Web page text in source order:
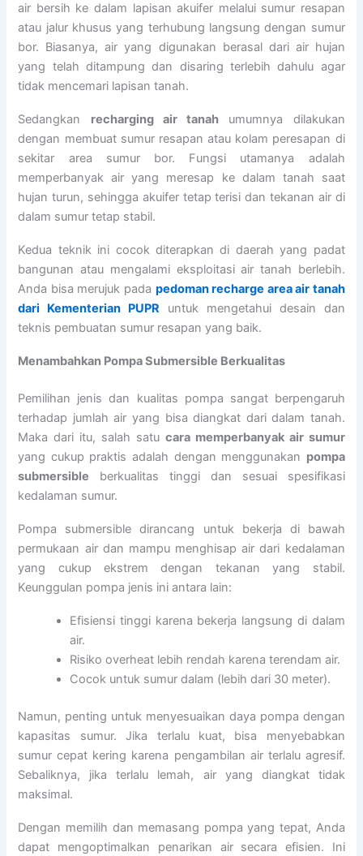
air bersih ke dalam lapisan akuifer melalui sumur resapan
atau jalur khusus yang terhubung langsung dengan sumur
bor. Biasanya, air yang digunakan berasal dari air hujan
yang telah ditampung dan disaring terlebih dahulu agar
tidak mencemari lapisan tanah.
Sedangkan recharging air tanah umumnya dilakukan
dengan membuat sumur resapan atau kolam peresapan di
sekitar area sumur bor. Fungsi utamanya adalah
memperbanyak air yang meresap ke dalam tanah saat
hujan turun, sehingga akuifer tetap terisi dan tekanan air di
dalam sumur tetap stabil.
Kedua teknik ini cocok diterapkan di daerah yang padat
bangunan atau mengalami eksploitasi air tanah berlebih.
Anda bisa merujuk pada pedoman recharge area air tanah
dari Kementerian PUPR untuk mengetahui desain dan
teknis pembuatan sumur resapan yang baik.
Menambahkan Pompa Submersible Berkualitas
Pemilihan jenis dan kualitas pompa sangat berpengaruh
terhadap jumlah air yang bisa diangkat dari dalam tanah.
Maka dari itu, salah satu cara memperbanyak air sumur
yang cukup praktis adalah dengan menggunakan pompa
submersible berkualitas tinggi dan sesuai spesifikasi
kedalaman sumur.
Pompa submersible dirancang untuk bekerja di bawah
permukaan air dan mampu menghisap air dari kedalaman
yang cukup ekstrem dengan tekanan yang stabil.
Keunggulan pompa jenis ini antara lain:
Efisiensi tinggi karena bekerja langsung di dalam
air.
Risiko overheat lebih rendah karena terendam air.
Cocok untuk sumur dalam (lebih dari 30 meter).
Namun, penting untuk menyesuaikan daya pompa dengan
kapasitas sumur. Jika terlalu kuat, bisa menyebabkan
sumur cepat kering karena pengambilan air terlalu agresif.
Sebaliknya, jika terlalu lemah, air yang diangkat tidak
maksimal.
Dengan memilih dan memasang pompa yang tepat, Anda
dapat mengoptimalkan penarikan air secara efisien. Ini